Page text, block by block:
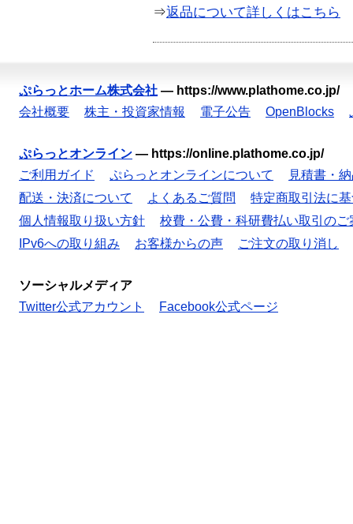
⇒返品について詳しくはこちら
ぷらっとホーム株式会社 — https://www.plathome.co.jp/
会社概要
株主・投資家情報 電子公告 OpenBlocks
ぷらっとオンライン — https://online.plathome.co.jp/
ご利用ガイド
ぷらっとオンラインについて
見積書・
配送・決済について
よくあるご質問
特定商取引法に
個人情報取り扱い方針
校費・公費・科研費払い取引のご
IPv6への取り組み
お客様からの声 ご注文の取り消し
ソーシャルメディア
Twitter公式アカウント
Facebook公式ページ